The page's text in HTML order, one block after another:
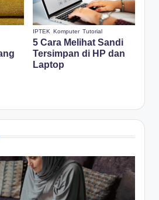
IPTEK Komputer Tutorial
5 Cara Melihat Sandi
Tersimpan di HP dan
Laptop